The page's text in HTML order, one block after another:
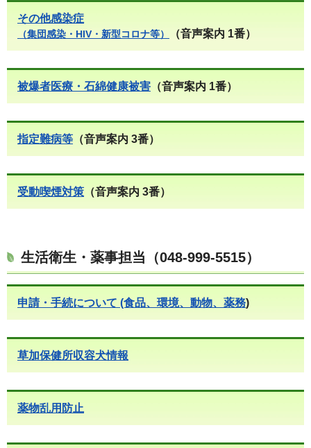
その他感染症
（集団感染・HIV・新型コロナ等） （音声案内 1番）
被爆者医療・石綿健康被害 （音声案内 1番）
指定難病等 （音声案内 3番）
受動喫煙対策 （音声案内 3番）
生活衛生・薬事担当（048-999-5515）
申請・手続について (食品、環境、動物、薬務)
草加保健所収容犬情報
薬物乱用防止